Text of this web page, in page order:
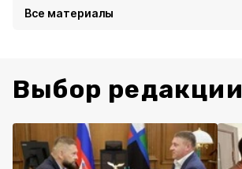
Все материалы
Выбор редакции